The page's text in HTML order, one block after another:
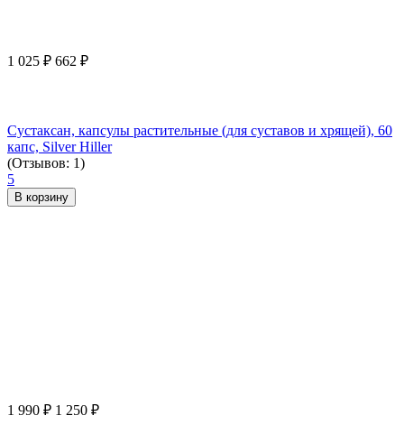
1 025 ₽ 662 ₽
Сустаксан, капсулы растительные (для суставов и хрящей), 60
капс, Silver Hiller
(Отзывов: 1)
5
В корзину
1 990 ₽ 1 250 ₽